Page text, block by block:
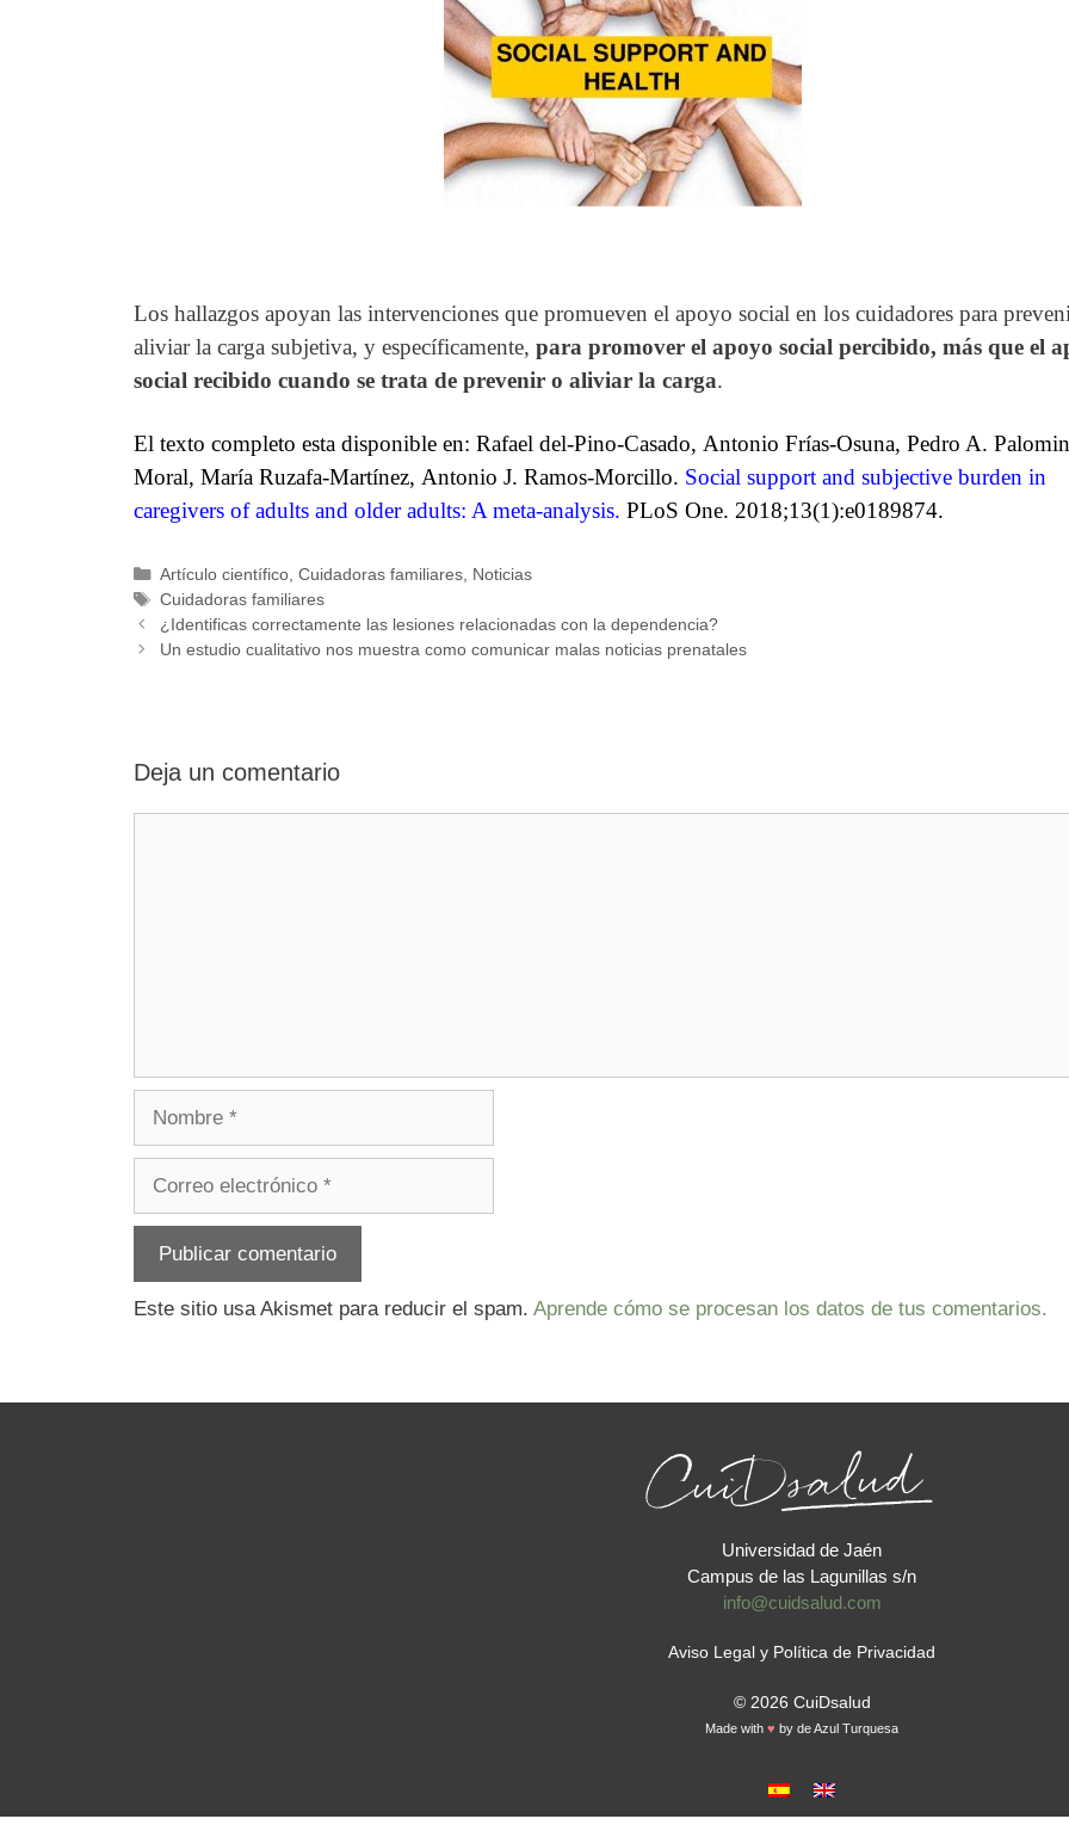
Los hallazgos apoyan las intervenciones que promueven el apoyo social en los cuidadores para
aliviar la carga subjetiva, y específicamente, para promover el apoyo social percibido, más que el
social recibido cuando se trata de prevenir o aliviar la carga.
El texto completo esta disponible en: Rafael del-Pino-Casado, Antonio Frías-Osuna, Pedro A.
Moral, María Ruzafa-Martínez, Antonio J. Ramos-Morcillo. Social support and subjective burden in
caregivers of adults and older adults: A meta-analysis. PLoS One. 2018;13(1):e0189874.
Categorías
Artículo científico, Cuidadoras familiares, Noticias
Etiquetas
Cuidadoras familiares
¿Identificas correctamente las lesiones relacionadas con la dependencia?
Un estudio cualitativo nos muestra como comunicar malas noticias prenatales
Deja un comentario
Este sitio usa Akismet para reducir el spam. Aprende cómo se procesan los datos de tus comentarios.
Universidad de Jaén
Campus de las Lagunillas s/n
info@cuidsalud.com
Aviso Legal y Política de Privacidad
© 2026 CuiDsalud
Made with ♥ by de Azul Turquesa